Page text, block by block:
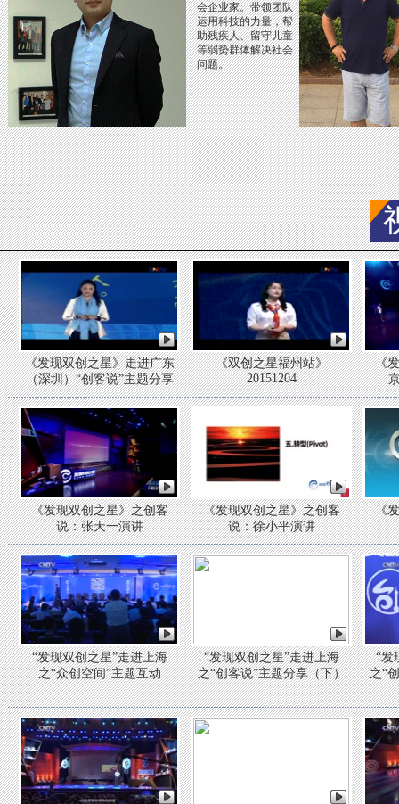
会企业家。带领团队
运用科技的力量，帮
助残疾人、留守儿童
等弱势群体解决社会
问题。
《发现双创之星》走进广东
（深圳）“创客说”主题分享
《双创之星福州站》
20151204
《
《发现双创之星》之创客
说：张天一演讲
《发现双创之星》之创客
说：徐小平演讲
《
“发现双创之星”走进上海
之“众创空间”主题互动
“发现双创之星”走进上海
之“创客说”主题分享（下）
“发
之“